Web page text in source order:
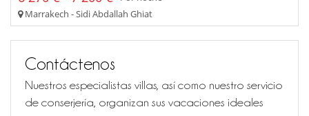
Marrakech - Sidi Abdallah Ghiat
Contáctenos
Nuestros especialistas villas, así como nuestro servicio
de conserjería, organizan sus vacaciones ideales